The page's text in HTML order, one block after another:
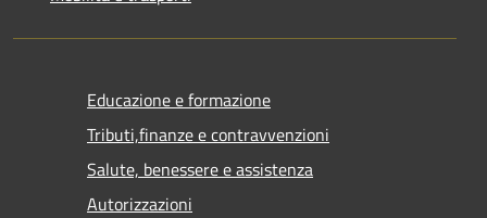
Educazione e formazione
Tributi,finanze e contravvenzioni
Salute, benessere e assistenza
Autorizzazioni